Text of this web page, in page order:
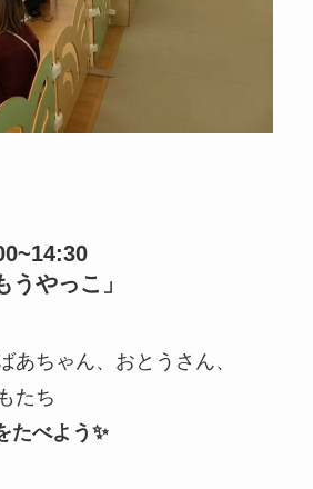
やっこ」
あちゃん、おとうさん、
たち
たべよう✨